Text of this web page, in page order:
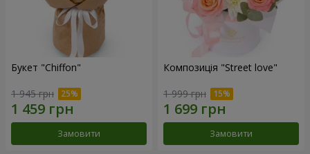
Букет "Chiffon"
1 945 грн
Замовити
Композиція "Street love"
1 999 грн
Замовити